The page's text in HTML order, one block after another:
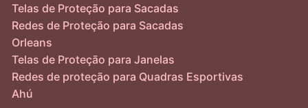
Telas de Proteção para Sacadas
Redes de Proteção para Sacadas
Orleans
Telas de Proteção para Janelas
Redes de proteção para Quadras Esportivas
Ahú